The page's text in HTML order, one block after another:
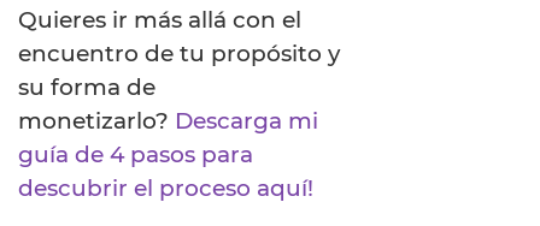
Quieres ir más allá con el
encuentro de tu propósito y
su forma de
monetizarlo? Descarga mi
guía de 4 pasos para
descubrir el proceso aquí!